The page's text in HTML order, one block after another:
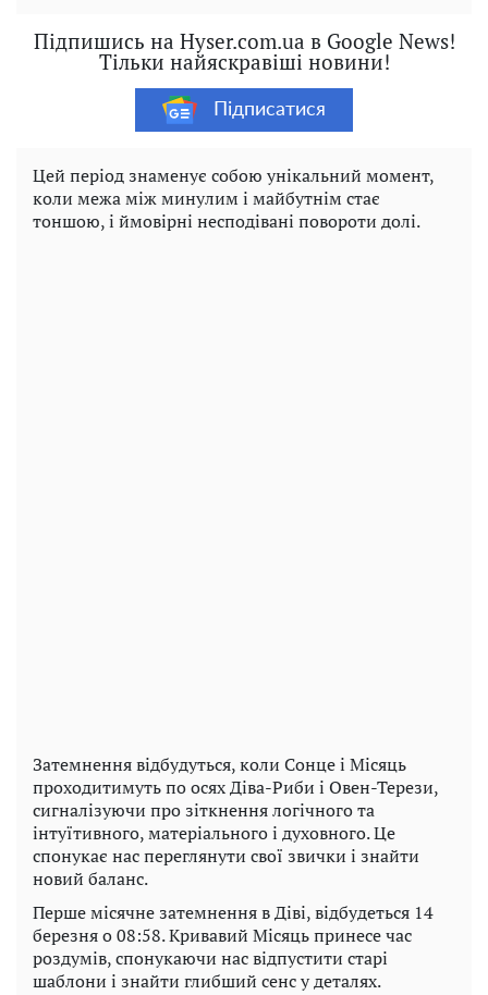
Підпишись на Hyser.com.ua в Google News!
Тільки найяскравіші новини!
Підписатися
Цей період знаменує собою унікальний момент,
коли межа між минулим і майбутнім стає
тоншою, і ймовірні несподівані повороти долі.
Затемнення відбудуться, коли Сонце і Місяць
проходитимуть по осях Діва-Риби і Овен-Терези,
сигналізуючи про зіткнення логічного та
інтуїтивного, матеріального і духовного. Це
спонукає нас переглянути свої звички і знайти
новий баланс.
Перше місячне затемнення в Діві, відбудеться 14
березня о 08:58. Кривавий Місяць принесе час
роздумів, спонукаючи нас відпустити старі
шаблони і знайти глибший сенс у деталях.